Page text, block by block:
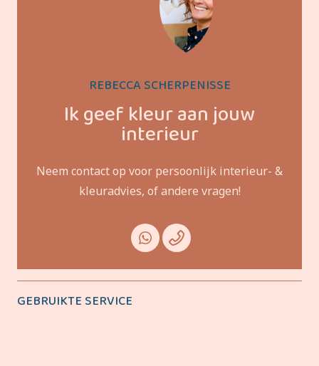
REBECCA SCHERPENISSE
Ik geef kleur aan jouw
interieur
Neem contact op voor persoonlijk interieur- &
kleuradvies, of andere vragen!
GEBRUIKTE SERVICE